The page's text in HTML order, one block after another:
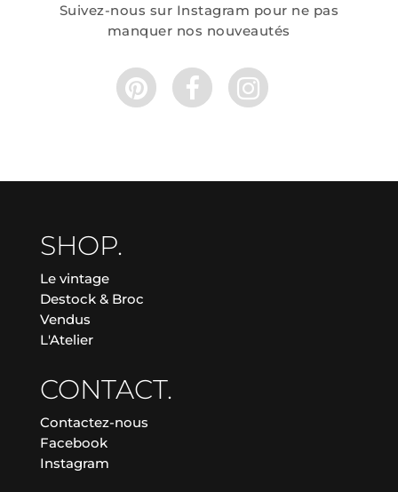
Suivez-nous sur Instagram pour ne pas
manquer nos nouveautés
SHOP.
Le vintage
Destock & Broc
Vendus
L'Atelier
CONTACT.
Contactez-nous
Facebook
Instagram